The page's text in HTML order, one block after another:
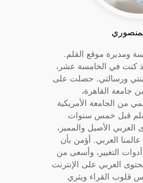
ومديرة موقع القلم.
كنت في الخامسة عشر،
ورسالتي. حصلت على
جامعة القاهرة،
من الجامعة الأمريكية
قبل خمس سنوات
الأصيل والمميز،
العربي. أؤمن بأن
التغيير، وأسعى من
العربي على الإنترنت
قلوب القراء ويثري